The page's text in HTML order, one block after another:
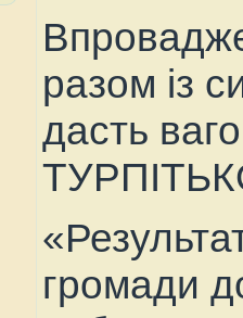
разом із
дасть
громади